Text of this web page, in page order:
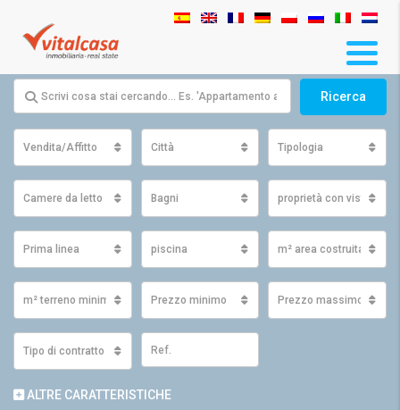
Ricerca
Vendita/Affitto Città Tipologia
Camere da letto Bagni proprietà con vista
Prima linea piscina m² area costruita
m² terreno minimo Prezzo minimo Prezzo massimo
Tipo di contratto
ALTRE CARATTERISTICHE